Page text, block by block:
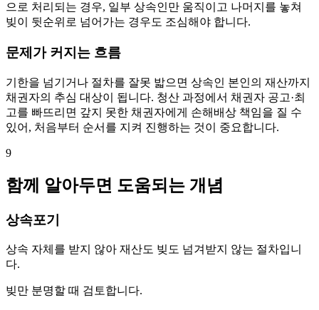
으로 처리되는 경우, 일부 상속인만 움직이고 나머지를 놓쳐
빚이 뒷순위로 넘어가는 경우도 조심해야 합니다.
문제가 커지는 흐름
기한을 넘기거나 절차를 잘못 밟으면 상속인 본인의 재산까지
채권자의 추심 대상이 됩니다. 청산 과정에서 채권자 공고·최
고를 빠뜨리면 갚지 못한 채권자에게 손해배상 책임을 질 수
있어, 처음부터 순서를 지켜 진행하는 것이 중요합니다.
9
함께 알아두면 도움되는 개념
상속포기
상속 자체를 받지 않아 재산도 빚도 넘겨받지 않는 절차입니
다.
빚만 분명할 때 검토합니다.